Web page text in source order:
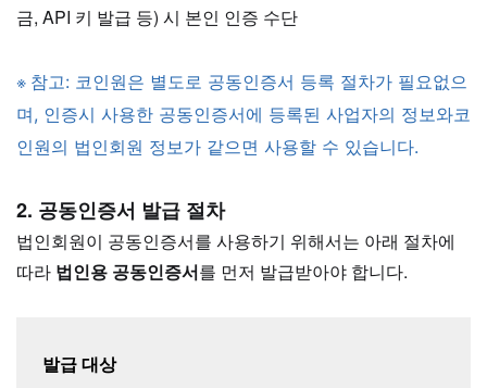
금, API 키 발급 등) 시 본인 인증 수단
※ 참고: 코인원은 별도로 공동인증서 등록 절차가 필요없으
며, 인증시 사용한 공동인증서에 등록된 사업자의 정보와코
인원의 법인회원 정보가 같으면 사용할 수 있습니다.
2. 공동인증서 발급 절차
법인회원이 공동인증서를 사용하기 위해서는 아래 절차에
따라 법인용 공동인증서를 먼저 발급받아야 합니다.
발급 대상